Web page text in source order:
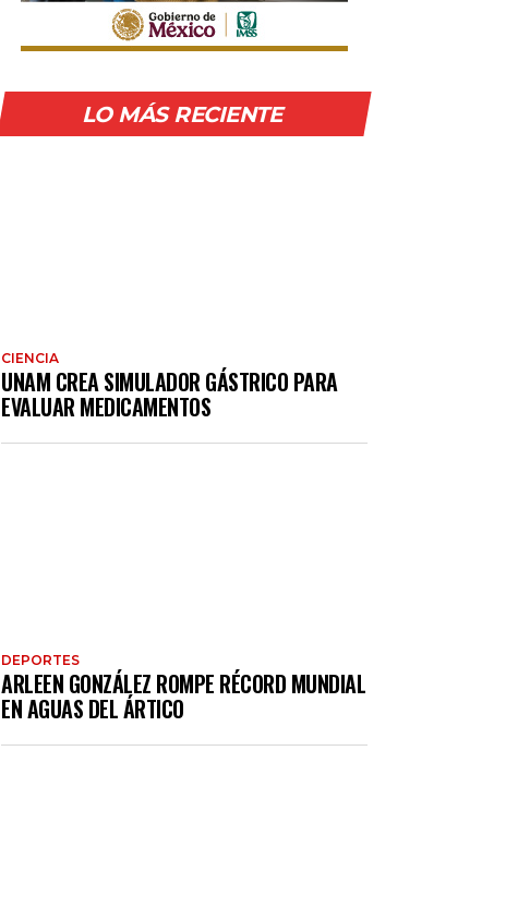
LO MÁS RECIENTE
CIENCIA
UNAM CREA SIMULADOR GÁSTRICO PARA
EVALUAR MEDICAMENTOS
DEPORTES
ARLEEN GONZÁLEZ ROMPE RÉCORD MUNDIAL
EN AGUAS DEL ÁRTICO